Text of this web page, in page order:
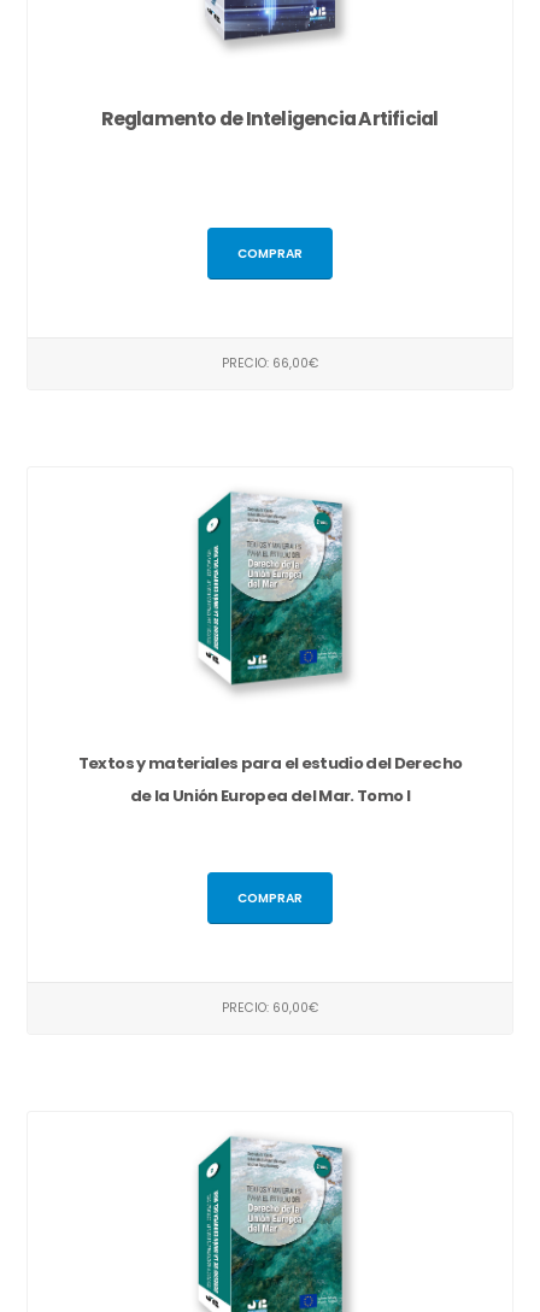
Reglamento de Inteligencia Artificial
COMPRAR
PRECIO: 66,00€
Textos y materiales para el estudio del Derecho
de la Unión Europea del Mar. Tomo I
COMPRAR
PRECIO: 60,00€